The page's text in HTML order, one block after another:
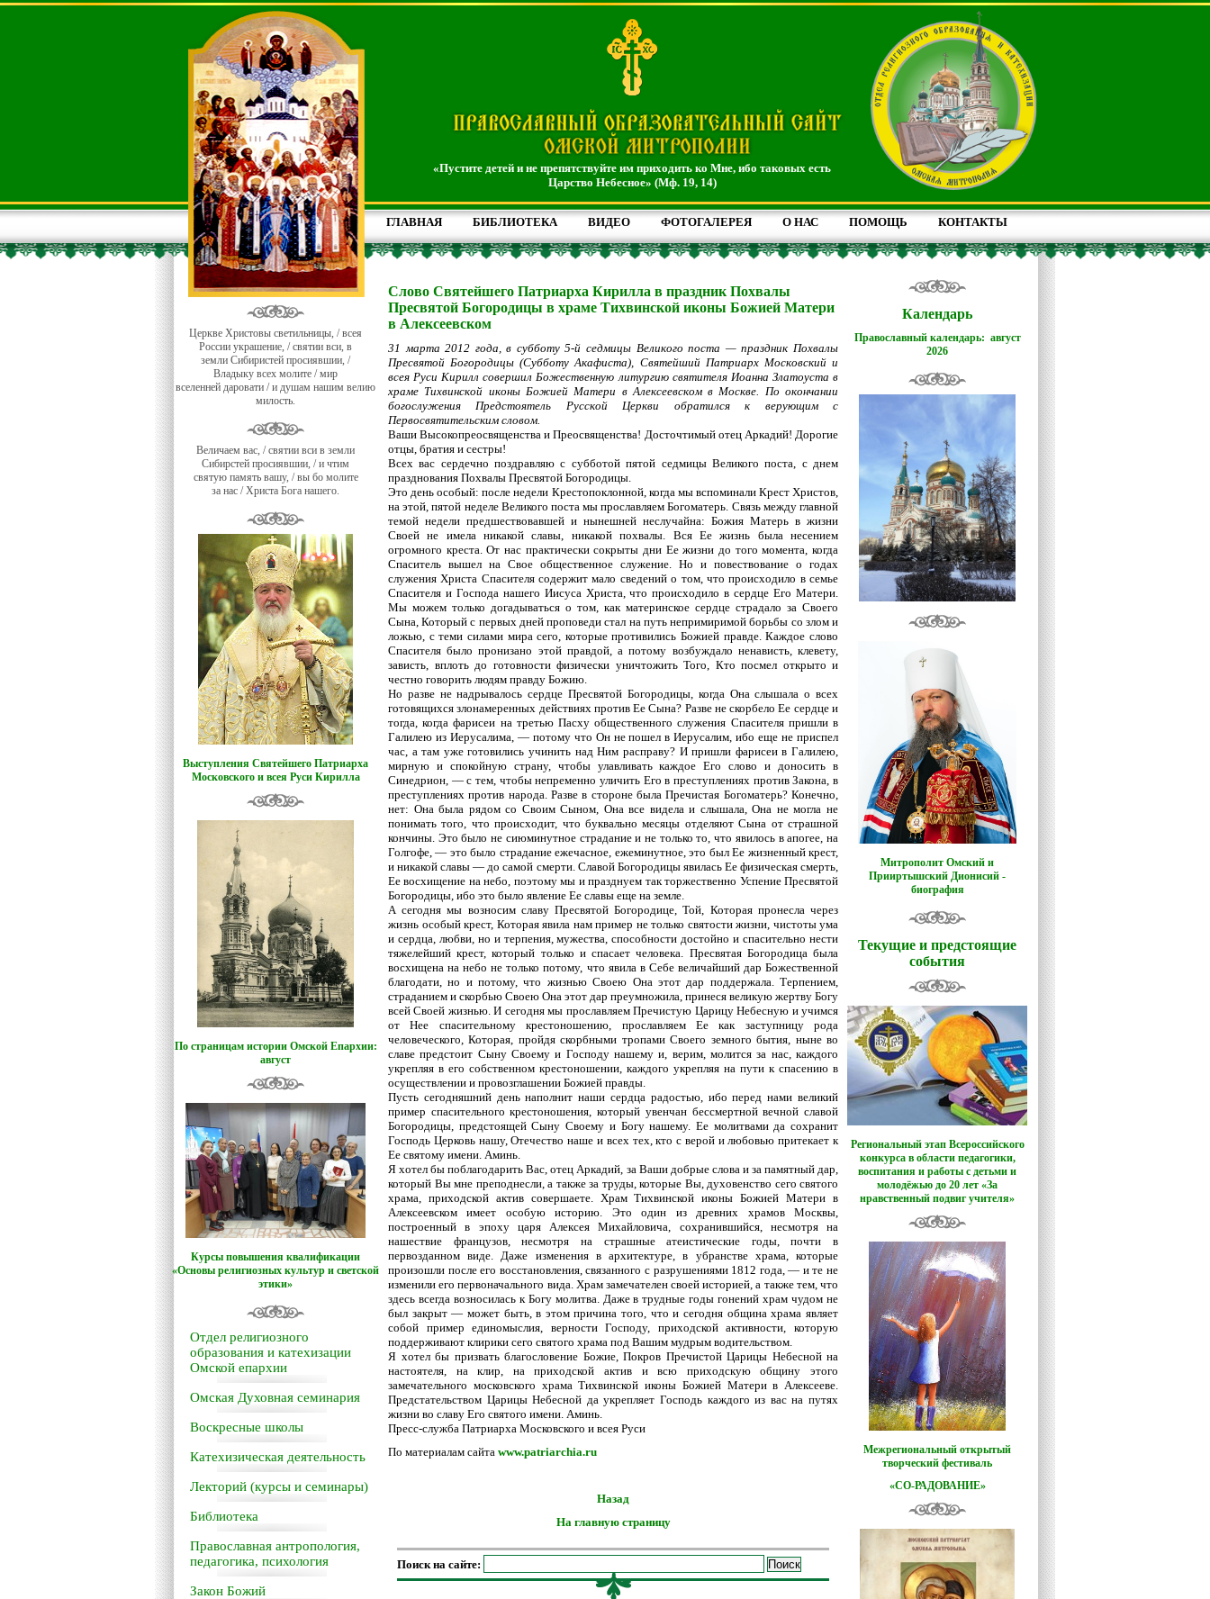
«Пустите детей и не препятствуйте им приходить ко Мне, ибо таковых есть
Царство Небесное» (Мф. 19, 14)
ГЛАВНАЯ БИБЛИОТЕКА ВИДЕО ФОТОГАЛЕРЕЯ О НАС ПОМОЩЬ КОНТАКТЫ
Церкве Христовы светильницы, / всея
России украшение, / святии вси, в
земли Сибиристей просиявшии, /
Владыку всех молите / мир
вселенней даровати / и душам нашим велию
милость.
Величаем вас, / святии вси в земли
Сибирстей просиявшии, / и чтим
святую память вашу, / вы бо молите
за нас / Христа Бога нашего.
Выступления Святейшего Патриарха
Московского и всея Руси Кирилла
По страницам истории Омской Епархии:
август
Курсы повышения квалификации
«Основы религиозных культур и светской
этики»
Отдел религиозного
образования и катехизации
Омской епархии
Омская Духовная семинария
Воскресные школы
Катехизическая деятельность
Лекторий (курсы и семинары)
Библиотека
Православная антропология,
педагогика, психология
Закон Божий
Слово Святейшего Патриарха Кирилла в праздник Похвалы
Пресвятой Богородицы в храме Тихвинской иконы Божией Матери
в Алексеевском
31 марта 2012 года, в субботу 5-й седмицы Великого поста — праздник Похвалы
Пресвятой Богородицы (Субботу Акафиста), Святейший Патриарх Московский и
всея Руси Кирилл совершил Божественную литургию святителя Иоанна Златоуста в
храме Тихвинской иконы Божией Матери в Алексеевском в Москве. По окончании
богослужения Предстоятель Русской Церкви обратился к верующим с
Первосвятительским словом.
Ваши Высокопреосвященства и Преосвященства! Досточтимый отец Аркадий! Дорогие
отцы, братия и сестры!
Всех вас сердечно поздравляю с субботой пятой седмицы Великого поста, с днем
празднования Похвалы Пресвятой Богородицы.
Это день особый: после недели Крестопоклонной, когда мы вспоминали Крест Христов,
на этой, пятой неделе Великого поста мы прославляем Богоматерь. Связь между главной
темой недели предшествовавшей и нынешней неслучайна: Божия Матерь в жизни
Своей не имела никакой славы, никакой похвалы. Вся Ее жизнь была несением
огромного креста. От нас практически сокрыты дни Ее жизни до того момента, когда
Спаситель вышел на Свое общественное служение. Но и повествование о годах
служения Христа Спасителя содержит мало сведений о том, что происходило в семье
Спасителя и Господа нашего Иисуса Христа, что происходило в сердце Его Матери.
Мы можем только догадываться о том, как материнское сердце страдало за Своего
Сына, Который с первых дней проповеди стал на путь непримиримой борьбы со злом и
ложью, с теми силами мира сего, которые противились Божией правде. Каждое слово
Спасителя было пронизано этой правдой, а потому возбуждало ненависть, клевету,
зависть, вплоть до готовности физически уничтожить Того, Кто посмел открыто и
честно говорить людям правду Божию.
Но разве не надрывалось сердце Пресвятой Богородицы, когда Она слышала о всех
готовящихся злонамеренных действиях против Ее Сына? Разве не скорбело Ее сердце и
тогда, когда фарисеи на третью Пасху общественного служения Спасителя пришли в
Галилею из Иерусалима, — потому что Он не пошел в Иерусалим, ибо еще не приспел
час, а там уже готовились учинить над Ним расправу? И пришли фарисеи в Галилею,
мирную и спокойную страну, чтобы улавливать каждое Его слово и доносить в
Синедрион, — с тем, чтобы непременно уличить Его в преступлениях против Закона, в
преступлениях против народа. Разве в стороне была Пречистая Богоматерь? Конечно,
нет: Она была рядом со Своим Сыном, Она все видела и слышала, Она не могла не
понимать того, что происходит, что буквально месяцы отделяют Сына от страшной
кончины. Это было не сиюминутное страдание и не только то, что явилось в апогее, на
Голгофе, — это было страдание ежечасное, ежеминутное, это был Ее жизненный крест,
и никакой славы — до самой смерти. Славой Богородицы явилась Ее физическая смерть,
Ее восхищение на небо, поэтому мы и празднуем так торжественно Успение Пресвятой
Богородицы, ибо это было явление Ее славы еще на земле.
А сегодня мы возносим славу Пресвятой Богородице, Той, Которая пронесла через
жизнь особый крест, Которая явила нам пример не только святости жизни, чистоты ума
и сердца, любви, но и терпения, мужества, способности достойно и спасительно нести
тяжелейший крест, который только и спасает человека. Пресвятая Богородица была
восхищена на небо не только потому, что явила в Себе величайший дар Божественной
благодати, но и потому, что жизнью Своею Она этот дар поддержала. Терпением,
страданием и скорбью Своею Она этот дар преумножила, принеся великую жертву Богу
всей Своей жизнью. И сегодня мы прославляем Пречистую Царицу Небесную и учимся
от Нее спасительному крестоношению, прославляем Ее как заступницу рода
человеческого, Которая, пройдя скорбными тропами Своего земного бытия, ныне во
славе предстоит Сыну Своему и Господу нашему и, верим, молится за нас, каждого
укрепляя в его собственном крестоношении, каждого укрепляя на пути к спасению в
осуществлении и провозглашении Божией правды.
Пусть сегодняшний день наполнит наши сердца радостью, ибо перед нами великий
пример спасительного крестоношения, который увенчан бессмертной вечной славой
Богородицы, предстоящей Сыну Своему и Богу нашему. Ее молитвами да сохранит
Господь Церковь нашу, Отечество наше и всех тех, кто с верой и любовью притекает к
Ее святому имени. Аминь.
Я хотел бы поблагодарить Вас, отец Аркадий, за Ваши добрые слова и за памятный дар,
который Вы мне преподнесли, а также за труды, которые Вы, духовенство сего святого
храма, приходской актив совершаете. Храм Тихвинской иконы Божией Матери в
Алексеевском имеет особую историю. Это один из древних храмов Москвы,
построенный в эпоху царя Алексея Михайловича, сохранившийся, несмотря на
нашествие французов, несмотря на страшные атеистические годы, почти в
первозданном виде. Даже изменения в архитектуре, в убранстве храма, которые
произошли после его восстановления, связанного с разрушениями 1812 года, — и те не
изменили его первоначального вида. Храм замечателен своей историей, а также тем, что
здесь всегда возносилась к Богу молитва. Даже в трудные годы гонений храм чудом не
был закрыт — может быть, в этом причина того, что и сегодня община храма являет
собой пример единомыслия, верности Господу, приходской активности, которую
поддерживают клирики сего святого храма под Вашим мудрым водительством.
Я хотел бы призвать благословение Божие, Покров Пречистой Царицы Небесной на
настоятеля, на клир, на приходской актив и всю приходскую общину этого
замечательного московского храма Тихвинской иконы Божией Матери в Алексееве.
Предстательством Царицы Небесной да укрепляет Господь каждого из вас на путях
жизни во славу Его святого имени. Аминь.
Пресс-служба Патриарха Московского и всея Руси
По материалам сайта www.patriarchia.ru
Назад
На главную страницу
Поиск на сайте:
Календарь
Православный календарь: август
2026
Митрополит Омский и
Прииртышский Дионисий -
биография
Текущие и предстоящие
события
Региональный этап Всероссийского
конкурса в области педагогики,
воспитания и работы с детьми и
молодёжью до 20 лет «За
нравственный подвиг учителя»
Межрегиональный открытый
творческий фестиваль
«СО-РАДОВАНИЕ»